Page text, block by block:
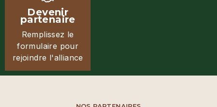
Devenir
partenaire
Remplissez le
formulaire pour
rejoindre l'alliance